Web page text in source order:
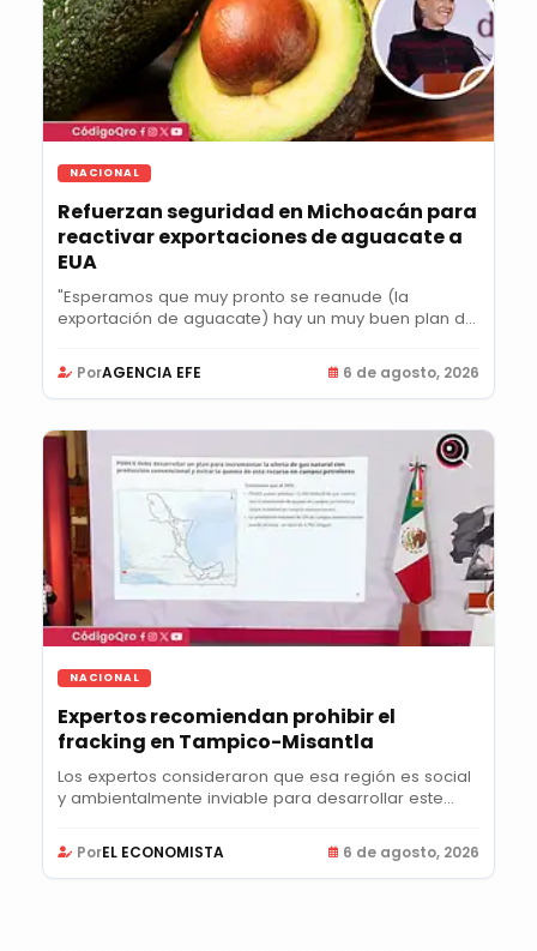
NACIONAL
Refuerzan seguridad en Michoacán para
reactivar exportaciones de aguacate a
EUA
"Esperamos que muy pronto se reanude (la
exportación de aguacate) hay un muy buen plan de
PorAGENCIA EFE 6 de agosto, 2026
NACIONAL
Expertos recomiendan prohibir el
fracking en Tampico-Misantla
Los expertos consideraron que esa región es social
y ambientalmente inviable para desarrollar este...
PorEL ECONOMISTA 6 de agosto, 2026